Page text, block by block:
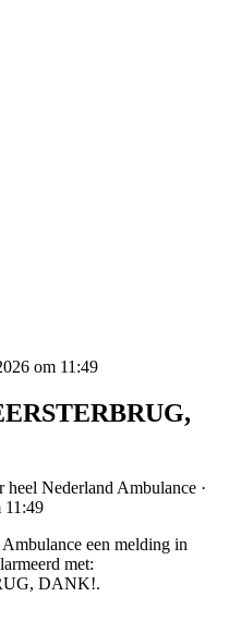
om 11:49
Nederland Ambulance ·
11:49
een melding in
met:
DANK!.